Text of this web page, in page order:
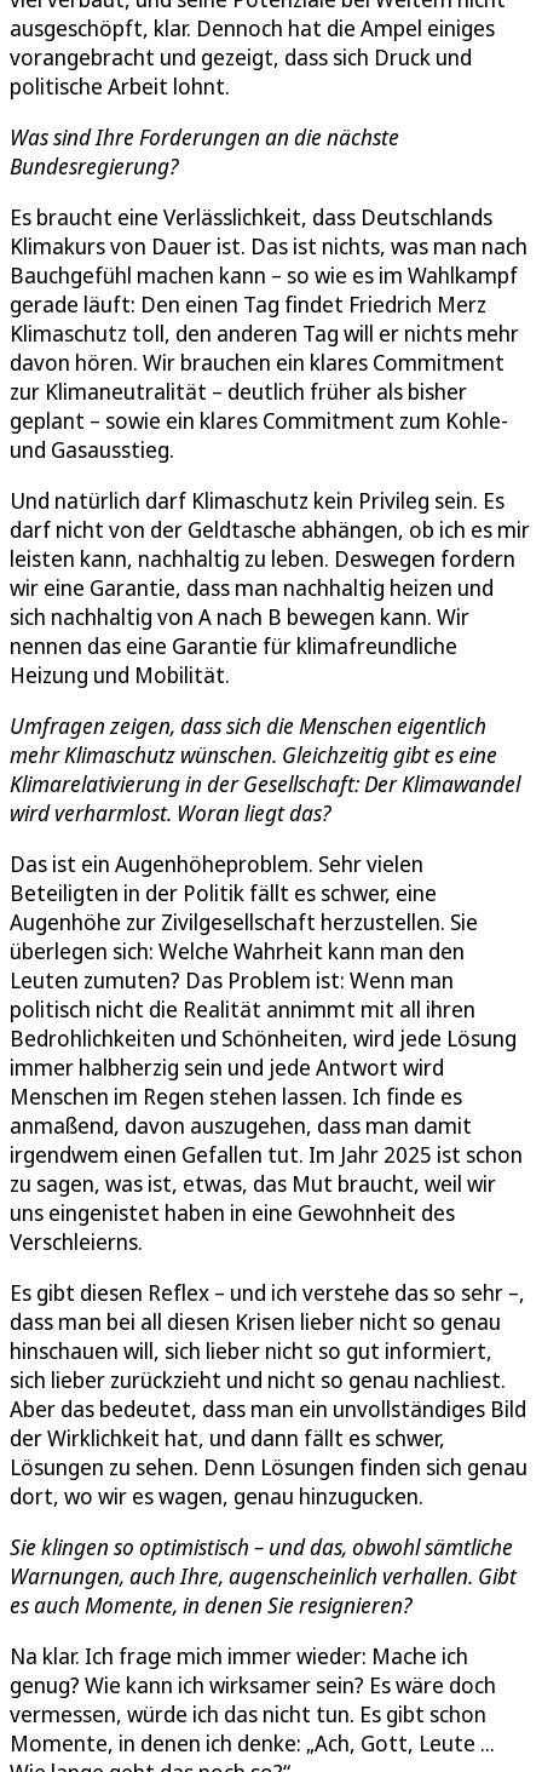
ausgeschöpft, klar. Dennoch hat die Ampel einiges
vorangebracht und gezeigt, dass sich Druck und
politische Arbeit lohnt.
Was sind Ihre Forderungen an die nächste
Bundesregierung?
Es braucht eine Verlässlichkeit, dass Deutschlands
Klimakurs von Dauer ist. Das ist nichts, was man nach
Bauchgefühl machen kann – so wie es im Wahlkampf
gerade läuft: Den einen Tag findet Friedrich Merz
Klimaschutz toll, den anderen Tag will er nichts mehr
davon hören. Wir brauchen ein klares Commitment
zur Klimaneutralität – deutlich früher als bisher
geplant – sowie ein klares Commitment zum Kohle-
und Gasausstieg.
Und natürlich darf Klimaschutz kein Privileg sein. Es
darf nicht von der Geldtasche abhängen, ob ich es mir
leisten kann, nachhaltig zu leben. Deswegen fordern
wir eine Garantie, dass man nachhaltig heizen und
sich nachhaltig von A nach B bewegen kann. Wir
nennen das eine Garantie für klimafreundliche
Heizung und Mobilität.
Umfragen zeigen, dass sich die Menschen eigentlich
mehr Klimaschutz wünschen. Gleichzeitig gibt es eine
Klimarelativierung in der Gesellschaft: Der Klimawandel
wird verharmlost. Woran liegt das?
Das ist ein Augenhöheproblem. Sehr vielen
Beteiligten in der Politik fällt es schwer, eine
Augenhöhe zur Zivilgesellschaft herzustellen. Sie
überlegen sich: Welche Wahrheit kann man den
Leuten zumuten? Das Problem ist: Wenn man
politisch nicht die Realität annimmt mit all ihren
Bedrohlichkeiten und Schönheiten, wird jede Lösung
immer halbherzig sein und jede Antwort wird
Menschen im Regen stehen lassen. Ich finde es
anmaßend, davon auszugehen, dass man damit
irgendwem einen Gefallen tut. Im Jahr 2025 ist schon
zu sagen, was ist, etwas, das Mut braucht, weil wir
uns eingenistet haben in eine Gewohnheit des
Verschleierns.
Es gibt diesen Reflex – und ich verstehe das so sehr –,
dass man bei all diesen Krisen lieber nicht so genau
hinschauen will, sich lieber nicht so gut informiert,
sich lieber zurückzieht und nicht so genau nachliest.
Aber das bedeutet, dass man ein unvollständiges Bild
der Wirklichkeit hat, und dann fällt es schwer,
Lösungen zu sehen. Denn Lösungen finden sich genau
dort, wo wir es wagen, genau hinzugucken.
Sie klingen so optimistisch – und das, obwohl sämtliche
Warnungen, auch Ihre, augenscheinlich verhallen. Gibt
es auch Momente, in denen Sie resignieren?
Na klar. Ich frage mich immer wieder: Mache ich
genug? Wie kann ich wirksamer sein? Es wäre doch
vermessen, würde ich das nicht tun. Es gibt schon
Momente, in denen ich denke: „Ach, Gott, Leute ...